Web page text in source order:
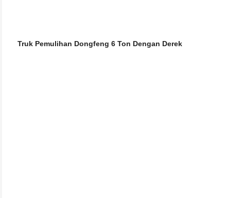
Truk Pemulihan Dongfeng 6 Ton Dengan Derek